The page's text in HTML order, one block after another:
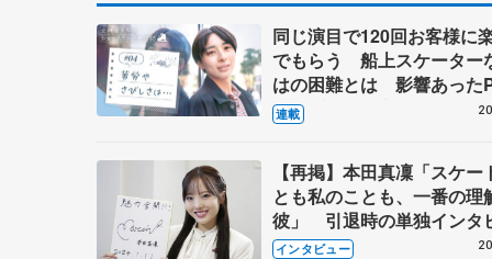
同じ演目で120回お客様に
でもらう 船上スケーター
はの困難とは 影響あった
キャプテン松永さんの存在
連載
【再掲】本田真凜「スケー
とも私のことも、一番の理
彼」 引退時の単独インタ
で語った競技人生や家族、
インタビュー